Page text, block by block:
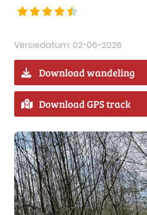
Versiedatum: 02-06-2026
Download wandeling
Download GPS track